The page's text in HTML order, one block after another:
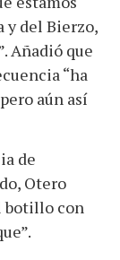
y del Bierzo,
Añadió que
“ha
aún así
de
Otero
botillo con